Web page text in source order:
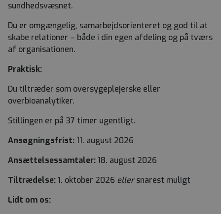
sundhedsvæsnet.
Du er omgængelig, samarbejdsorienteret og god til at
skabe relationer – både i din egen afdeling og på tværs
af organisationen.
Praktisk:
Du tiltræder som oversygeplejerske eller
overbioanalytiker.
Stillingen er på 37 timer ugentligt.
Ansøgningsfrist:11. august 2026
Ansættelsessamtaler:18. august 2026
Tiltrædelse:1. oktober 2026 ellersnarest muligt
Lidt om os: